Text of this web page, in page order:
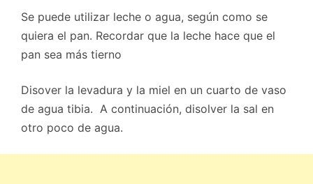
Se puede utilizar leche o agua, según como se
quiera el pan. Recordar que la leche hace que el
pan sea más tierno
Disover la levadura y la miel en un cuarto de vaso
de agua tibia. A continuación, disolver la sal en
otro poco de agua.